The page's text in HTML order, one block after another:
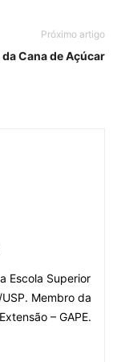
Próximo artigo
Cana de Açúcar
Escola Superior
Membro da
– GAPE.